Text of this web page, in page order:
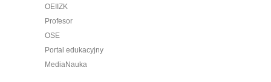
OEIIZK
Profesor
OSE
Portal edukacyjny
MediaNauka